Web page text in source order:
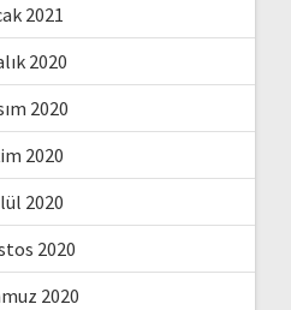
2021
2020
2020
2020
2020
2020
2020